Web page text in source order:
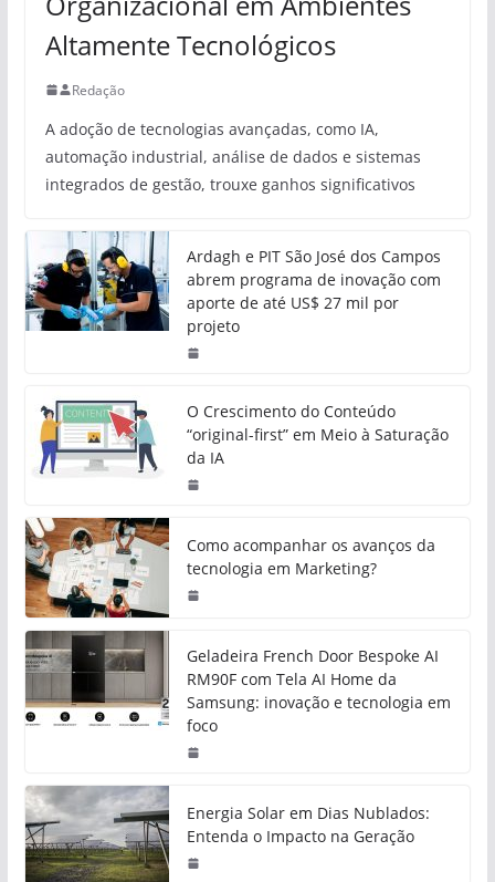
Altamente Tecnológicos
Redação
A adoção de tecnologias avançadas, como IA,
automação industrial, análise de dados e sistemas
integrados de gestão, trouxe ganhos significativos
Ardagh e PIT São José dos Campos
abrem programa de inovação com
aporte de até US$ 27 mil por
projeto
O Crescimento do Conteúdo
“original-first” em Meio à Saturação
da IA
Como acompanhar os avanços da
tecnologia em Marketing?
Geladeira French Door Bespoke AI
RM90F com Tela AI Home da
Samsung: inovação e tecnologia em
foco
Energia Solar em Dias Nublados:
Entenda o Impacto na Geração